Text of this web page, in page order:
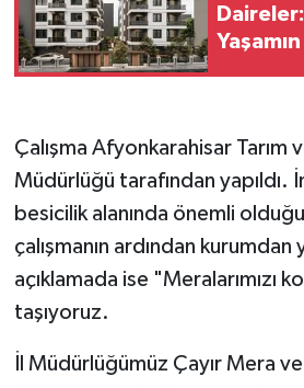
Çalışma Afyonkarahisar Tarım
Müdürlüğü tarafından yapıldı.
besicilik alanında önemli
çalışmanın ardından kurumdan
açıklamada ise "Meralarımızı
taşıyoruz.
İl Müdürlüğümüz Çayır Mera